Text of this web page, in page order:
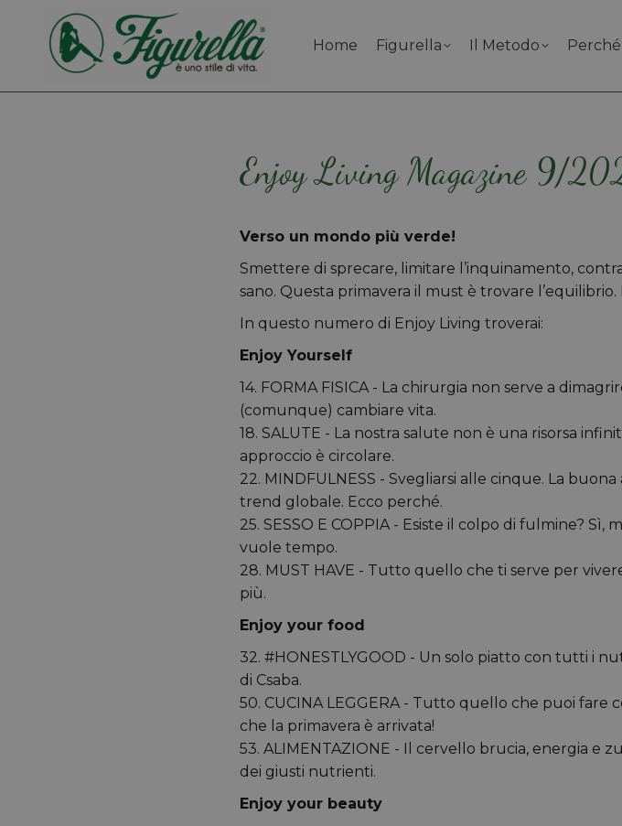
Home Figurella Il Metodo
Enjoy Living Magazine 9/
Verso un mondo più verde!
Smettere di sprecare, limitare l’inquinamento,
sano. Questa primavera il must è trovare l’equilibrio.
In questo numero di Enjoy Living troverai:
Enjoy Yourself
14. FORMA FISICA - La chirurgia non serve a
(comunque) cambiare vita.
18. SALUTE - La nostra salute non è una risorsa
approccio è circolare.
22. MINDFULNESS - Svegliarsi alle cinque. La
trend globale. Ecco perché.
25. SESSO E COPPIA - Esiste il colpo di fulmine? Sì,
vuole tempo.
28. MUST HAVE - Tutto quello che ti serve per
più.
Enjoy your food
32. #HONESTLYGOOD - Un solo piatto con tutti i
di Csaba.
50. CUCINA LEGGERA - Tutto quello che puoi fare
che la primavera è arrivata!
53. ALIMENTAZIONE - Il cervello brucia, energia e
dei giusti nutrienti.
Enjoy your beauty